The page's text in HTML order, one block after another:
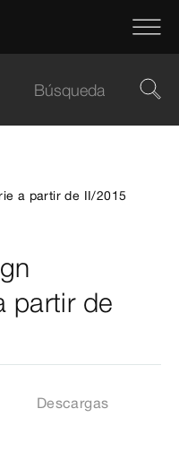
a partir de II/2015
partir de
Descargas